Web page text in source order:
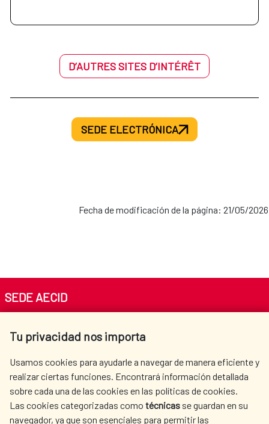
D’AUTRES SITES D’INTÉRÊT
SEDE ELECTRÓNICA
Fecha de modificación de la página: 21/05/2026
Tu privacidad nos importa
Usamos cookies para ayudarle a navegar de manera eficiente y
realizar ciertas funciones. Encontrará información detallada
sobre cada una de las cookies en las políticas de cookies.
Las cookies categorizadas como técnicas se guardan en su
navegador, ya que son esenciales para permitir las
SEDE AECID
Tel. +34 900 20 30 54​​​​​​​
AECID
OÙ NOUS COOPÉRONS
L'ACTION HUMANITAIRE
SALLE DE PRESSE